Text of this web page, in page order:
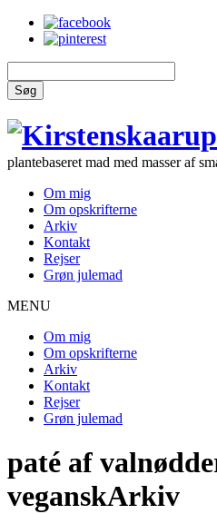
Søg
plantebaseret mad med masser af
Om mig
Om opskrifterne
Arkiv
Kontakt
Rejser
Grøn julemad
MENU
Om mig
Om opskrifterne
Arkiv
Kontakt
Rejser
Grøn julemad
paté af
veganskArkiv